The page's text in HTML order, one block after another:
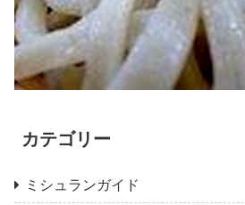
カテゴリー
ミシュランガイド